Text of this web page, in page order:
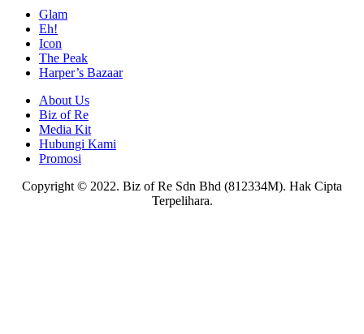
Glam
Eh!
Icon
The Peak
Harper’s Bazaar
About Us
Biz of Re
Media Kit
Hubungi Kami
Promosi
Copyright © 2022. Biz of Re Sdn Bhd (812334M). Hak Cipta
Terpelihara.